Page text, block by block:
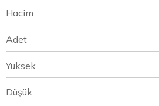
Hacim
Adet
Yüksek
Düşük